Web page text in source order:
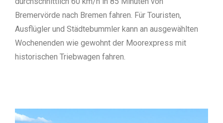
Bremervörde nach Bremen fahren. Für Touristen,
Ausflügler und Städtebummler kann an ausgewählten
Wochenenden wie gewohnt der Moorexpress mit
historischen Triebwagen fahren.